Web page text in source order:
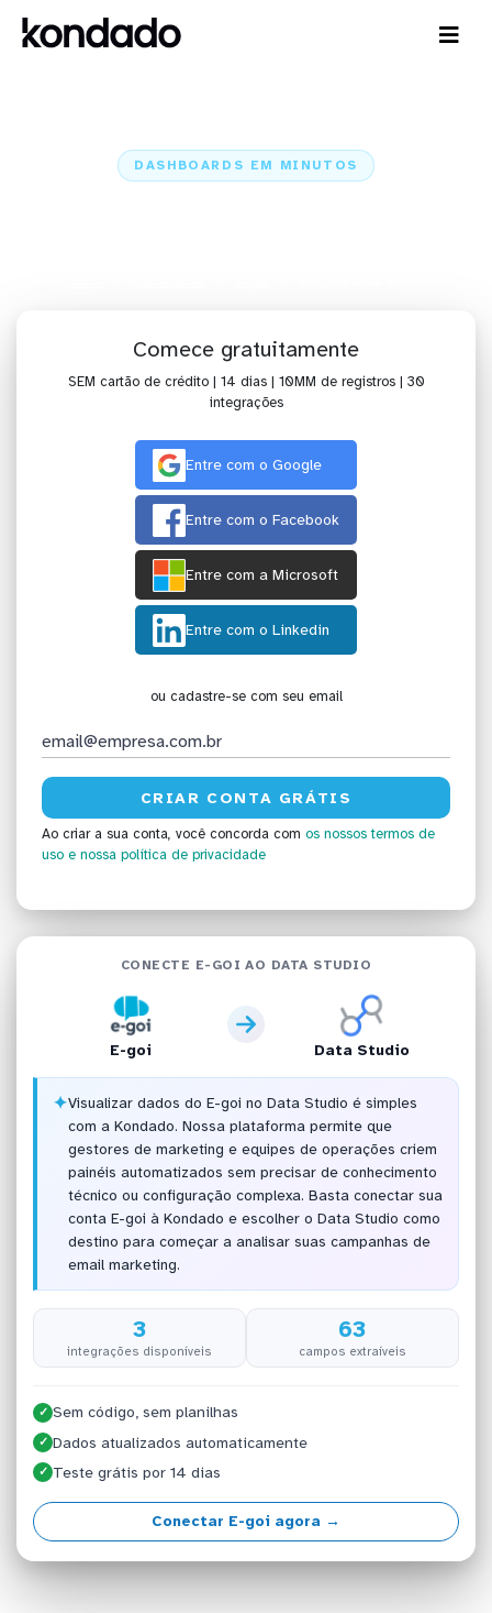
DASHBOARDS EM MINUTOS
Comece gratuitamente
SEM cartão de crédito | 14 dias | 10MM de registros | 30
integrações
Entre com o Google
Entre com o Facebook
Entre com a Microsoft
Entre com o Linkedin
ou cadastre-se com seu email
Ao criar a sua conta, você concorda com os nossos termos de
uso e nossa política de privacidade
CONECTE E-GOI AO DATA STUDIO
E-goi Data Studio
✦Visualizar dados do E-goi no Data Studio é simples
com a Kondado. Nossa plataforma permite que
gestores de marketing e equipes de operações criem
painéis automatizados sem precisar de conhecimento
técnico ou configuração complexa. Basta conectar sua
conta E-goi à Kondado e escolher o Data Studio como
destino para começar a analisar suas campanhas de
email marketing.
3
integrações disponíveis
63
campos extraíveis
✓ Sem código, sem planilhas
✓ Dados atualizados automaticamente
✓ Teste grátis por 14 dias
Conectar E-goi agora →